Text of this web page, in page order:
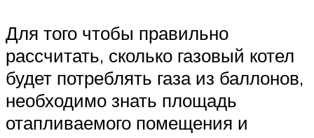
Для того чтобы правильно
рассчитать, сколько газовый котел
будет потреблять газа из баллонов,
необходимо знать площадь
отапливаемого помещения и